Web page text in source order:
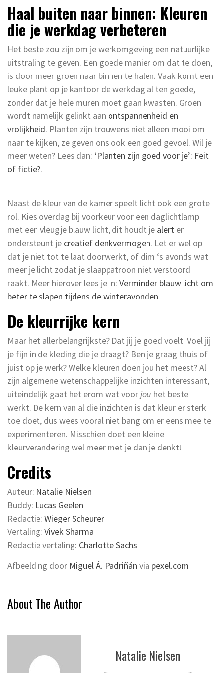
Haal buiten naar binnen: Kleuren
die je werkdag verbeteren
Het beste zou zijn om je werkomgeving een natuurlijke
uitstraling te geven. Een goede manier om dat te doen,
is door meer groen naar binnen te halen. Vaak komt een
leuke plant op je kantoor de werkdag al ten goede,
zonder dat je hele muren moet gaan kwasten. Groen
wordt namelijk gelinkt aan ontspannenheid en
vrolijkheid. Planten zijn trouwens niet alleen mooi om
naar te kijken, ze geven ons ook een goed gevoel. Wil je
meer weten? Lees dan: ‘Planten zijn goed voor je’: Feit
of fictie?.
Naast de kleur van de kamer speelt licht ook een grote
rol. Kies overdag bij voorkeur voor een daglichtlamp
met een vleugje blauw licht, dit houdt je alert en
ondersteunt je creatief denkvermogen. Let er wel op
dat je niet tot te laat doorwerkt, of dim ‘s avonds wat
meer je licht zodat je slaappatroon niet verstoord
raakt. Meer hierover lees je in: Verminder blauw licht om
beter te slapen tijdens de winteravonden.
De kleurrijke kern
Maar het allerbelangrijkste? Dat jij je goed voelt. Voel jij
je fijn in de kleding die je draagt? Ben je graag thuis of
juist op je werk? Welke kleuren doen jou het meest? Al
zijn algemene wetenschappelijke inzichten interessant,
uiteindelijk gaat het erom wat voorjou het beste
werkt. De kern van al die inzichten is dat kleur er sterk
toe doet, dus wees vooral niet bang om er eens mee te
experimenteren. Misschien doet een kleine
kleurverandering wel meer met je dan je denkt!
Credits
Auteur: Natalie Nielsen
Buddy: Lucas Geelen
Redactie: Wieger Scheurer
Vertaling: Vivek Sharma
Redactie vertaling: Charlotte Sachs
Afbeelding door Miguel Á. Padriñán via pexel.com
About The Author
Natalie Nielsen